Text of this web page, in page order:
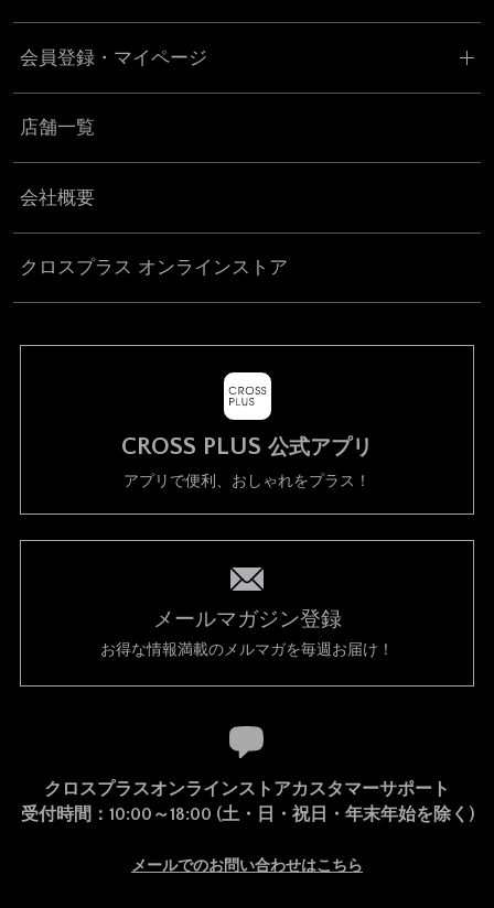
会員登録・マイページ
店舗一覧
会社概要
クロスプラス オンラインストア
CROSS PLUS 公式アプリ
アプリで便利、おしゃれをプラス！
メールマガジン登録
お得な情報満載のメルマガを毎週お届け！
クロスプラスオンラインストアカスタマーサポート
受付時間：10:00～18:00 (土・日・祝日・年末年始を除く)
メールでのお問い合わせはこちら